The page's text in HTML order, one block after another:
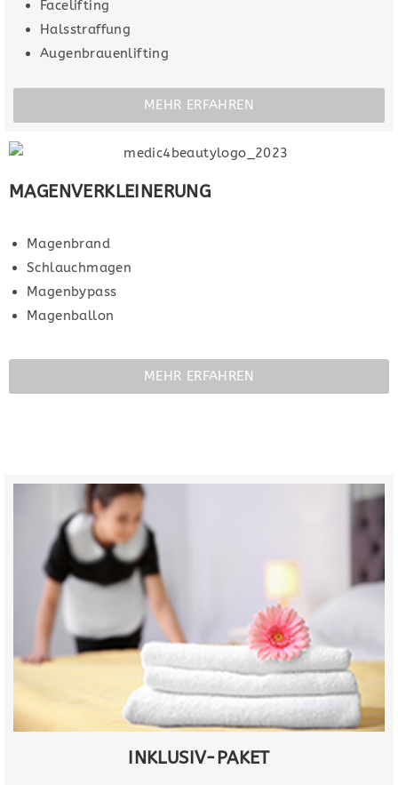
Facelifting
Halsstraffung
Augenbrauenlifting
MEHR ERFAHREN
MAGENVERKLEINERUNG
Magenbrand
Schlauchmagen
Magenbypass
Magenballon
MEHR ERFAHREN
INKLUSIV-PAKET​